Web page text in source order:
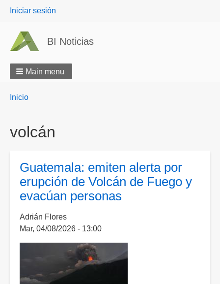
User
Iniciar sesión
BI Noticias
Main menu
Breadcrumbs
You
Inicio
volcán
Guatemala: emiten alerta por
erupción de Volcán de Fuego y
evacúan personas
Adrián Flores
Mar, 04/08/2026 - 13:00